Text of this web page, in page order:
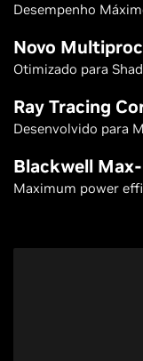
Desempenho
Novo
Otimizado para
Ray Tracing
Desenvolvido para
Blackwell
Maximum power